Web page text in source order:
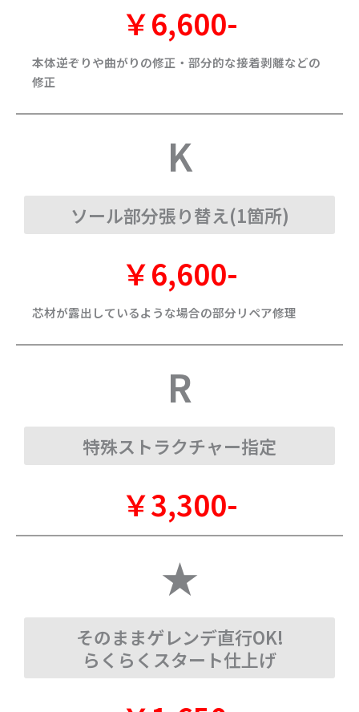
￥6,600-
本体逆ぞりや曲がりの修正・部分的な接着剥離などの
修正
K
ソール部分張り替え(1箇所)
￥6,600-
芯材が露出しているような場合の部分リペア修理
R
特殊ストラクチャー指定
￥3,300-
★
そのままゲレンデ直行OK!
らくらくスタート仕上げ